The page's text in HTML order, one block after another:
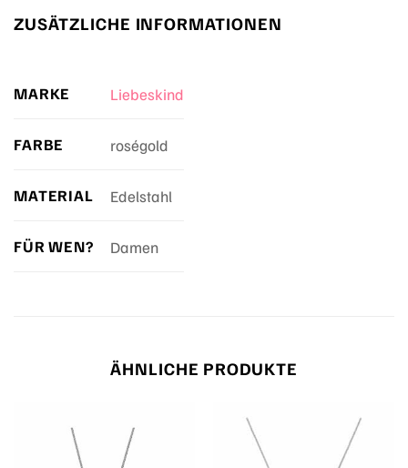
ZUSÄTZLICHE INFORMATIONEN
MARKE Liebeskind
FARBE roségold
MATERIAL Edelstahl
FÜR WEN? Damen
ÄHNLICHE PRODUKTE